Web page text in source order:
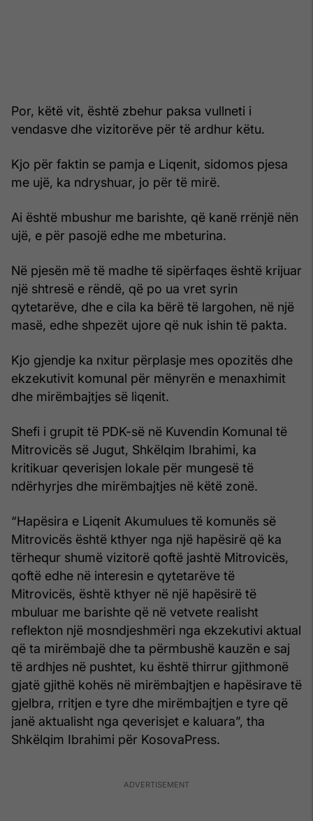
Por, këtë vit, është zbehur paksa vullneti i
vendasve dhe vizitorëve për të ardhur këtu.
Kjo për faktin se pamja e Liqenit, sidomos pjesa
me ujë, ka ndryshuar, jo për të mirë.
Ai është mbushur me barishte, që kanë rrënjë nën
ujë, e për pasojë edhe me mbeturina.
Në pjesën më të madhe të sipërfaqes është krijuar
një shtresë e rëndë, që po ua vret syrin
qytetarëve, dhe e cila ka bërë të largohen, në një
masë, edhe shpezët ujore që nuk ishin të pakta.
Kjo gjendje ka nxitur përplasje mes opozitës dhe
ekzekutivit komunal për mënyrën e menaxhimit
dhe mirëmbajtjes së liqenit.
Shefi i grupit të PDK-së në Kuvendin Komunal të
Mitrovicës së Jugut, Shkëlqim Ibrahimi, ka
kritikuar qeverisjen lokale për mungesë të
ndërhyrjes dhe mirëmbajtjes në këtë zonë.
“Hapësira e Liqenit Akumulues të komunës së
Mitrovicës është kthyer nga një hapësirë që ka
tërhequr shumë vizitorë qoftë jashtë Mitrovicës,
qoftë edhe në interesin e qytetarëve të
Mitrovicës, është kthyer në një hapësirë të
mbuluar me barishte që në vetvete realisht
reflekton një mosndjeshmëri nga ekzekutivi aktual
që ta mirëmbajë dhe ta përmbushë kauzën e saj
të ardhjes në pushtet, ku është thirrur gjithmonë
gjatë gjithë kohës në mirëmbajtjen e hapësirave të
gjelbra, rritjen e tyre dhe mirëmbajtjen e tyre që
janë aktualisht nga qeverisjet e kaluara”, tha
Shkëlqim Ibrahimi për KosovaPress.